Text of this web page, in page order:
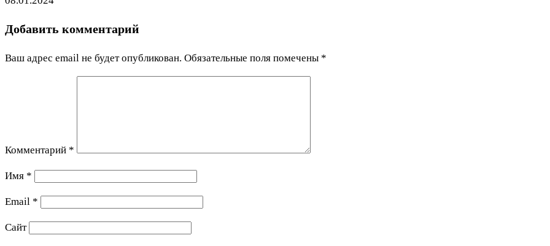
Добавить комментарий
Ваш адрес email не будет опубликован. Обязательные поля помечены *
Комментарий *
Имя *
Email *
Сайт